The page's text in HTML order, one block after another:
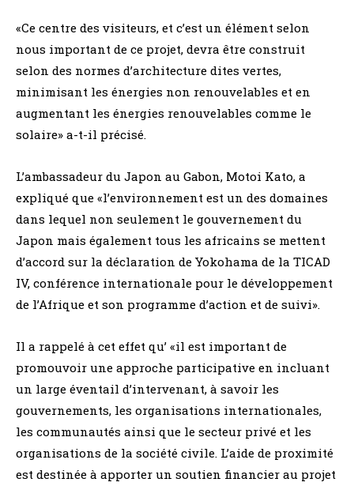
«Ce centre des visiteurs, et c’est un élément selon
nous important de ce projet, devra être construit
selon des normes d’architecture dites vertes,
minimisant les énergies non renouvelables et en
augmentant les énergies renouvelables comme le
solaire» a-t-il précisé.
L’ambassadeur du Japon au Gabon, Motoi Kato, a
expliqué que «l’environnement est un des domaines
dans lequel non seulement le gouvernement du
Japon mais également tous les africains se mettent
d’accord sur la déclaration de Yokohama de la TICAD
IV, conférence internationale pour le développement
de l’Afrique et son programme d’action et de suivi».
Il a rappelé à cet effet qu’ «il est important de
promouvoir une approche participative en incluant
un large éventail d’intervenant, à savoir les
gouvernements, les organisations internationales,
les communautés ainsi que le secteur privé et les
organisations de la société civile. L’aide de proximité
est destinée à apporter un soutien financier au projet